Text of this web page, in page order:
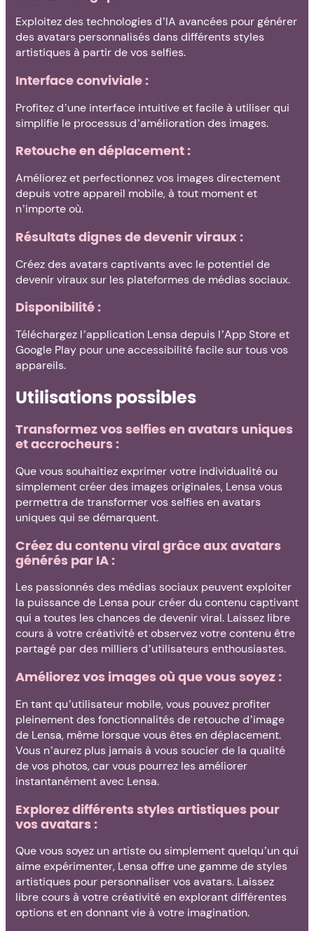
Exploitez des technologies d’IA avancées pour générer
des avatars personnalisés dans différents styles
artistiques à partir de vos selfies.
Interface conviviale :
Profitez d’une interface intuitive et facile à utiliser qui
simplifie le processus d’amélioration des images.
Retouche en déplacement :
Améliorez et perfectionnez vos images directement
depuis votre appareil mobile, à tout moment et
n’importe où.
Résultats dignes de devenir viraux :
Créez des avatars captivants avec le potentiel de
devenir viraux sur les plateformes de médias sociaux.
Disponibilité :
Téléchargez l’application Lensa depuis l’App Store et
Google Play pour une accessibilité facile sur tous vos
appareils.
Utilisations possibles
Transformez vos selfies en avatars uniques
et accrocheurs :
Que vous souhaitiez exprimer votre individualité ou
simplement créer des images originales, Lensa vous
permettra de transformer vos selfies en avatars
uniques qui se démarquent.
Créez du contenu viral grâce aux avatars
générés par IA :
Les passionnés des médias sociaux peuvent exploiter
la puissance de Lensa pour créer du contenu captivant
qui a toutes les chances de devenir viral. Laissez libre
cours à votre créativité et observez votre contenu être
partagé par des milliers d’utilisateurs enthousiastes.
Améliorez vos images où que vous soyez :
En tant qu’utilisateur mobile, vous pouvez profiter
pleinement des fonctionnalités de retouche d’image
de Lensa, même lorsque vous êtes en déplacement.
Vous n’aurez plus jamais à vous soucier de la qualité
de vos photos, car vous pourrez les améliorer
instantanément avec Lensa.
Explorez différents styles artistiques pour
vos avatars :
Que vous soyez un artiste ou simplement quelqu’un qui
aime expérimenter, Lensa offre une gamme de styles
artistiques pour personnaliser vos avatars. Laissez
libre cours à votre créativité en explorant différentes
options et en donnant vie à votre imagination.